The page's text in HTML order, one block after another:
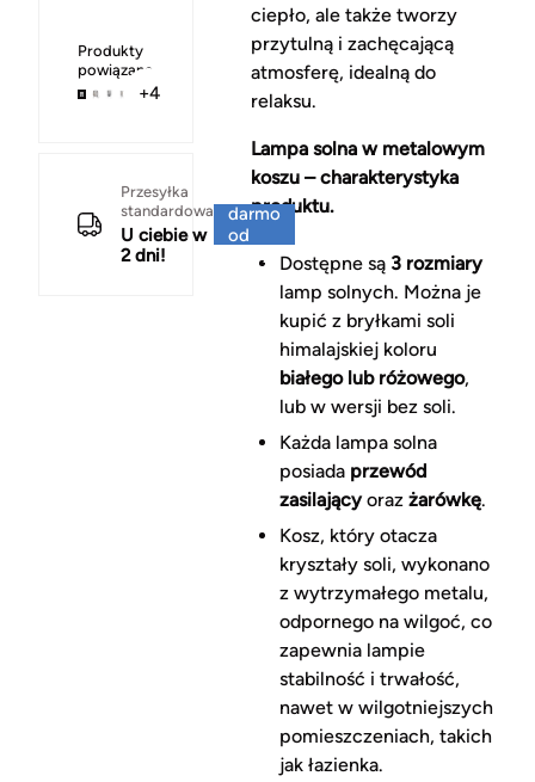
Produkty
powiązane
+4
Przesyłka
standardowa
U ciebie w
2 dni!
darmo
od
150 zł
ciepło, ale także tworzy
przytulną i zachęcającą
atmosferę, idealną do
relaksu.
Lampa solna w metalowym
koszu – charakterystyka
produktu.
Dostępne są 3 rozmiary
lamp solnych. Można je
kupić z bryłkami soli
himalajskiej koloru
białego lub różowego,
lub w wersji bez soli.
Każda lampa solna
posiada przewód
zasilającyoraz żarówkę.
Kosz, który otacza
kryształy soli, wykonano
z wytrzymałego metalu,
odpornego na wilgoć, co
zapewnia lampie
stabilność i trwałość,
nawet w wilgotniejszych
pomieszczeniach, takich
jak łazienka.